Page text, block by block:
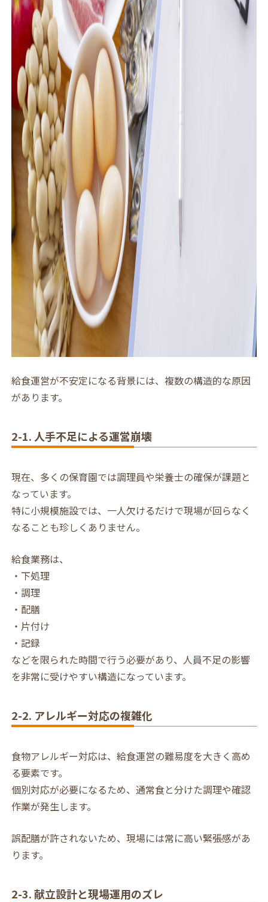
給食運営が不安定になる背景には、複数の構造的な原因
があります。
2-1. 人手不足による運営崩壊
現在、多くの保育園では調理員や栄養士の確保が課題と
なっています。
特に小規模施設では、一人欠けるだけで現場が回らなく
なることも珍しくありません。
給食業務は、
・下処理
・調理
・配膳
・片付け
・記録
などを限られた時間で行う必要があり、人員不足の影響
を非常に受けやすい構造になっています。
2-2. アレルギー対応の複雑化
食物アレルギー対応は、給食運営の難易度を大きく高め
る要素です。
個別対応が必要になるため、通常食と分けた調理や確認
作業が発生します。
誤配膳が許されないため、現場には常に高い緊張感があ
ります。
2-3. 献立設計と現場運用のズレ